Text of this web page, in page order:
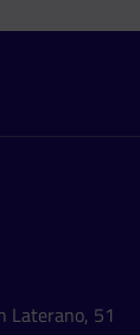
Laterano, 51